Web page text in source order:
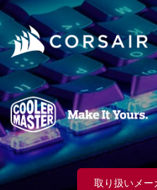
取り扱いメー